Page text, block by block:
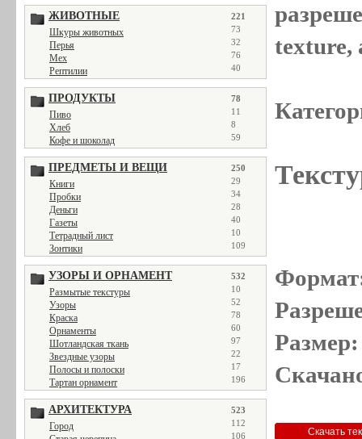
ЖИВОТНЫЕ 221
Шкуры животных 73
Перья 32
Мех 76
Рептилии 40
ПРОДУКТЫ 78
Пиво 11
Хлеб 8
Кофе и шоколад 59
ПРЕДМЕТЫ И ВЕЩИ 250
Книги 29
Пробки 34
Деньги 28
Газеты 40
Тетрадный лист 10
Зонтики 109
УЗОРЫ И ОРНАМЕНТ 532
Размытые текстуры 10
Узоры 52
Краска 78
Орнаменты 60
Шотландская ткань 97
Звездные узоры 22
Полосы и полоски 17
Тартан орнамент 196
АРХИТЕКТУРА 523
Город 112
106
texture,